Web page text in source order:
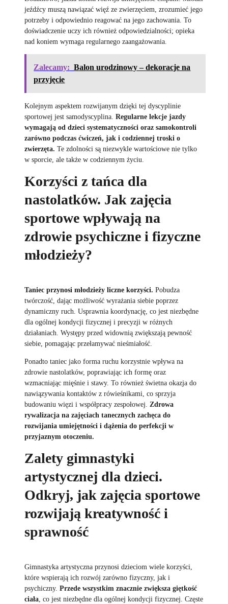
jeźdźcy muszą nawiązać więź ze zwierzęciem, zrozumieć jego
potrzeby i odpowiednio reagować na jego zachowania. To
doświadczenie uczy ich również odpowiedzialności; opieka
nad koniem wymaga regularnego zaangażowania.
Zalecamy: Balon urodzinowy – dekoracje na
przyjęcie
Kolejnym aspektem rozwijanym dzięki tej dyscyplinie
sportowej jest samodyscyplina. Regularne lekcje jazdy
wymagają od dzieci systematyczności oraz samokontroli
zarówno podczas ćwiczeń, jak i codziennej troski o
zwierzęta. Te zdolności są niezwykle wartościowe nie tylko
w sporcie, ale także w codziennym życiu.
Korzyści z tańca dla
nastolatków. Jak zajęcia
sportowe wpływają na
zdrowie psychiczne i fizyczne
młodzieży?
Taniec przynosi młodzieży liczne korzyści. Pobudza
twórczość, dając możliwość wyrażania siebie poprzez
dynamiczny ruch. Usprawnia koordynację, co jest niezbędne
dla ogólnej kondycji fizycznej i precyzji w różnych
działaniach. Występy przed widownią zwiększają pewność
siebie, pomagając przełamywać nieśmiałość.
Ponadto taniec jako forma ruchu korzystnie wpływa na
zdrowie nastolatków, poprawiając ich formę oraz
wzmacniając mięśnie i stawy. To również świetna okazja do
nawiązywania kontaktów z rówieśnikami, co sprzyja
budowaniu więzi i współpracy zespołowej. Zdrowa
rywalizacja na zajęciach tanecznych zachęca do
rozwijania umiejętności i dążenia do perfekcji w
przyjaznym otoczeniu.
Zalety gimnastyki
artystycznej dla dzieci.
Odkryj, jak zajęcia sportowe
rozwijają kreatywność i
sprawność
Gimnastyka artystyczna przynosi dzieciom wiele korzyści,
które wspierają ich rozwój zarówno fizyczny, jak i
psychiczny. Przede wszystkim znacznie zwiększa giętkość
ciała, co jest niezbędne dla ogólnej kondycji fizycznej. Częste